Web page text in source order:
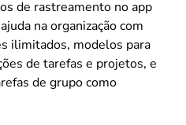
de rastreamento no app
na organização com
ilimitados, modelos para
de tarefas e projetos, e
de grupo como